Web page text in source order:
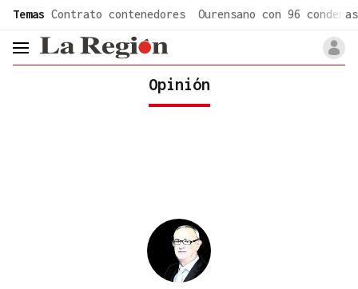
Temas Contrato contenedores Ourensano con 96 condenas
header.menu.open
Opinión